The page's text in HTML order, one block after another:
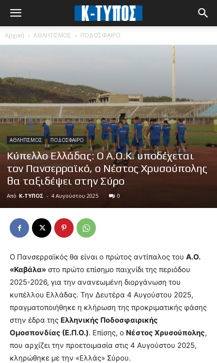
Αρχική ΑΘΛΗΤΙΣΜΟΣ ΠΟΔΟΣΦΑΙΡΟ
ΑΘΛΗΤΙΣΜΟΣ ΠΟΔΟΣΦΑΙΡΟ
Κύπελλο Ελλάδας: Ο Α.Ο.Κ. υποδέχεται
τον Πανσερραϊκό, ο Νέστος Χρυσούπολης
θα ταξιδέψει στην Σύρο
Από Κ-ΤΥΠΟΣ - 4 Αυγούστου 2025 0
Ο Πανσερραϊκός θα είναι ο πρώτος αντίπαλος του Α.Ο.
«Καβάλα» στο πρώτο επίσημο παιχνίδι της περιόδου
2025-2026, για την ανανεωμένη διοργάνωση του
κυπέλλου Ελλάδας. Την Δευτέρα 4 Αυγούστου 2025,
πραγματοποιήθηκε η κλήρωση της προκριματικής φάσης
στην έδρα της Ελληνικής Ποδοσφαιρικής
Ομοσπονδίας (Ε.Π.Ο.). Επίσης, ο Νέστος Χρυσούπολης,
που αρχίζει την προετοιμασία στις 4 Αυγούστου 2025,
κληρώθηκε με την «Ελλάς» Σύρου.